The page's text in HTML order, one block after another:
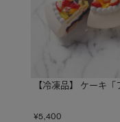
【冷凍品】 ケーキ
¥5,400